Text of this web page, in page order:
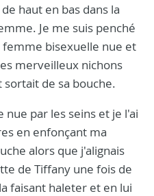
haut en bas dans la
Je me suis penché
bisexuelle nue et
merveilleux nichons
de sa bouche.
nue par les seins et je l'ai
en enfonçant ma
alors que j'alignais
de Tiffany une fois de
faisant haleter et en lui